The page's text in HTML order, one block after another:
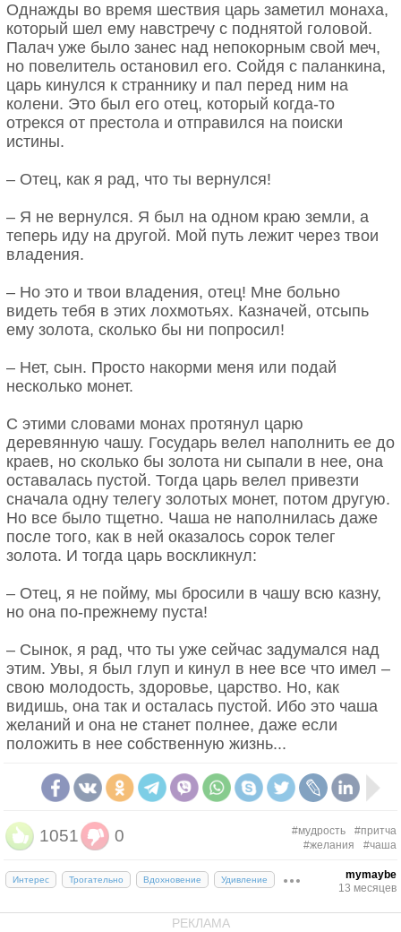
Однажды во время шествия царь заметил монаха,
который шел ему навстречу с поднятой головой.
Палач уже было занес над непокорным свой меч,
но повелитель остановил его. Сойдя с паланкина,
царь кинулся к страннику и пал перед ним на
колени. Это был его отец, который когда-то
отрекся от престола и отправился на поиски
истины.
– Отец, как я рад, что ты вернулся!
– Я не вернулся. Я был на одном краю земли, а
теперь иду на другой. Мой путь лежит через твои
владения.
– Но это и твои владения, отец! Мне больно
видеть тебя в этих лохмотьях. Казначей, отсыпь
ему золота, сколько бы ни попросил!
– Нет, сын. Просто накорми меня или подай
несколько монет.
С этими словами монах протянул царю
деревянную чашу. Государь велел наполнить ее до
краев, но сколько бы золота ни сыпали в нее, она
оставалась пустой. Тогда царь велел привезти
сначала одну телегу золотых монет, потом другую.
Но все было тщетно. Чаша не наполнилась даже
после того, как в ней оказалось сорок телег
золота. И тогда царь воскликнул:
– Отец, я не пойму, мы бросили в чашу всю казну,
но она по-прежнему пуста!
– Сынок, я рад, что ты уже сейчас задумался над
этим. Увы, я был глуп и кинул в нее все что имел –
свою молодость, здоровье, царство. Но, как
видишь, она так и осталась пустой. Ибо это чаша
желаний и она не станет полнее, даже если
положить в нее собственную жизнь...
1051 0 #мудрость
#притча
#желания
#чаша
Интерес Трогательно Вдохновение Удивление
mymaybe
13 месяцев
РЕКЛАМА